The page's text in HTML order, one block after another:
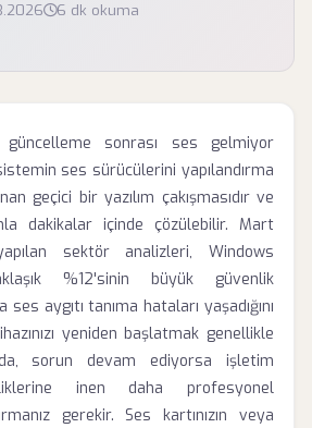
6 dk okuma
sonrası ses gelmiyor
ses sürücülerini yapılandırma
geçici bir yazılım çakışmasıdır ve
dakikalar içinde çözülebilir. Mart
sektör analizleri, Windows
%12'sinin büyük güvenlik
aygıtı tanıma hataları yaşadığını
yeniden başlatmak genellikle
sorun devam ediyorsa işletim
inen daha profesyonel
gerekir. Ses kartınızın veya